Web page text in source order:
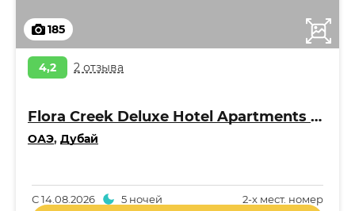
185
4,2 2 отзыва
Flora Creek Deluxe Hotel Apartments Apart 4*
ОАЭ, Дубай
2-x мест. номер
С14.08.2026 5 ночей